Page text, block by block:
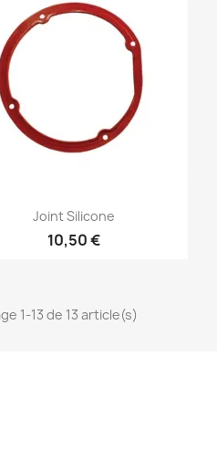
Aperçu rapide
Joint Silicone
10,50 €
1-13 de 13 article(s)